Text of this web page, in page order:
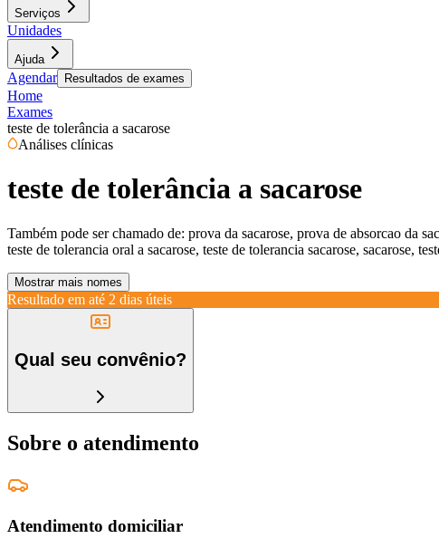
Serviços
Unidades
Ajuda
Agendar Resultados de exames
Home
Exames
teste de tolerância a sacarose
Análises clínicas
teste de tolerância a sacarose
Também pode ser chamado de: prova da sacarose, prova de absorcao da
teste de tolerancia oral a sacarose, teste de tolerancia sacarose, sacarose,
Mostrar mais nomes
Resultado em até 2 dias úteis
Qual seu convênio?
Sobre o atendimento
Atendimento domiciliar